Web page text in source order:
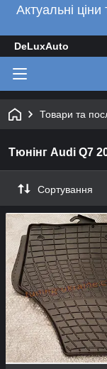
Актуальні
DeLuxAuto
Товари та
Тюнінг Audi Q7
Сортування